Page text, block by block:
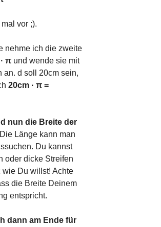
vor ;).
nehme ich die zweite
π und wende sie mit
an. d soll 20cm sein,
20cm · π =
nun die Breite der
Länge kann man
Du kannst
oder dicke Streifen
wie Du willst! Achte
die Breite Deinem
entspricht.
dann am Ende für